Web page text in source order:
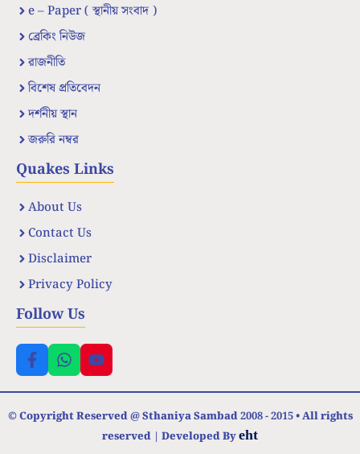
e – Paper ( স্থানীয় সংবাদ )
ব্রেকিং নিউজ
রাজনীতি
বিশেষ প্রতিবেদন
দর্শনীয় স্থান
জরুরি নম্বর
Quakes Links
About Us
Contact Us
Disclaimer
Privacy Policy
Follow Us
© Copyright Reserved @ Sthaniya Sambad 2008 - 2015 • All rights
reserved | Developed Byeht